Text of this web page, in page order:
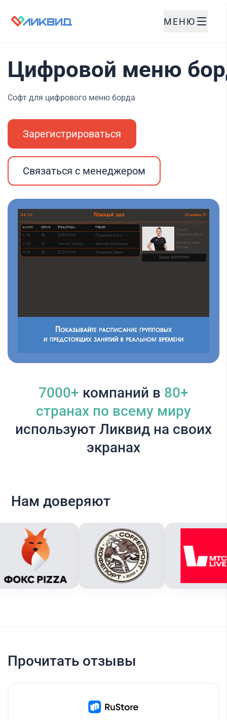
МЕНЮ
Цифровой меню
Софт для цифрового меню борда
Зарегистрироваться
Связаться с менеджером
7000+ компаний в 80+
cтранах по всему миру
используют Ликвид на своих
экранах
Нам доверяют
Прочитать отзывы